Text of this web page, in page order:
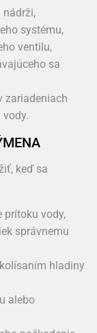
nádrži,
systému,
ventilu,
sa
zariadeniach
keď sa
prítoku vody,
správnemu
hladiny
alebo